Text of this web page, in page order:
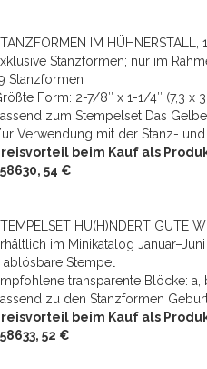
IM HÜHNERSTALL,
Stanzformen; nur im
Stanzformen
Form: 2-7/8″ x 1-1/4″ (7,3 x
zum Stempelset Das
Verwendung mit der Stanz-
beim Kauf als
54 €
HU(H)NDERT GUTE
im Minikatalog Januar–Juni
ablösbare Stempel
transparente Blöcke: a,
zu den Stanzformen
beim Kauf als
52 €